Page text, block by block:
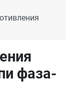
фаза-